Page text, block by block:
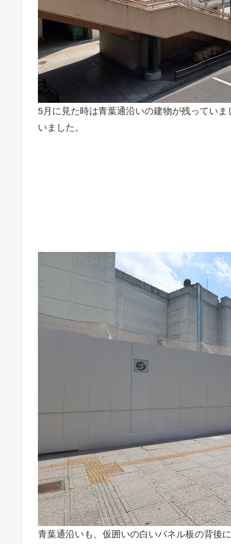
5月に見た時は青葉通沿いの建物が残ってい
いました。
青葉通沿いも、仮囲いの白いパネル板の背後